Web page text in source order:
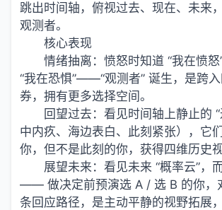
跳出时间轴，俯视过去、现在、未来
观测者。
核心表现
情绪抽离：愤怒时知道 “我在愤
“我在恐惧”——“观测者” 诞生，是跨
券，拥有更多选择空间。
回望过去：看见时间轴上静止的
中内疚、海边表白、此刻紧张），它
你，但不是此刻的你，获得四维历史视
展望未来：看见未来 “概率云”，
—— 做决定前预演选 A / 选 B 的你，
条回应路径，是主动平静的视野拓展